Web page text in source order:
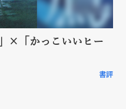
×「かっこいいヒー
書評